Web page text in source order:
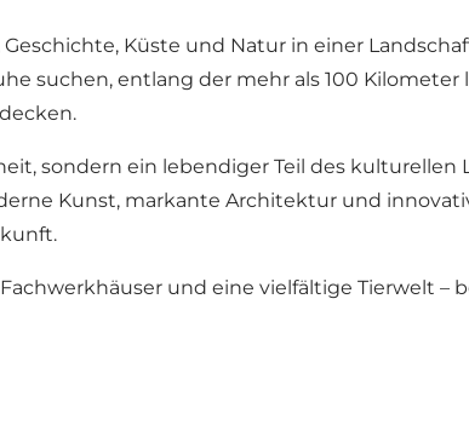
Küste und Natur in einer
suchen, entlang der mehr als 100
sondern ein lebendiger Teil des kulturellen
Kunst, markante Architektur und
und eine vielfältige Tierwelt –